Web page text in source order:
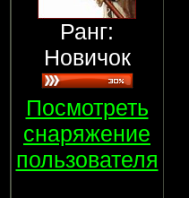
Ранг:
Новичок
Посмотреть
снаряжение
пользователя